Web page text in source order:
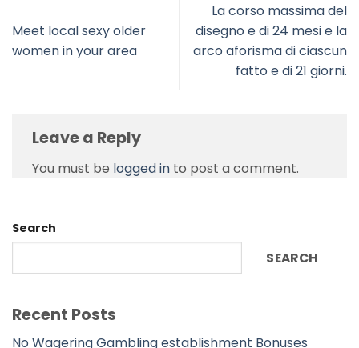
Meet local sexy older
women in your area
La corso massima del
disegno e di 24 mesi e la
arco aforisma di ciascun
fatto e di 21 giorni.
Leave a Reply
You must be logged in to post a comment.
Search
SEARCH
Recent Posts
No Wagering Gambling establishment Bonuses